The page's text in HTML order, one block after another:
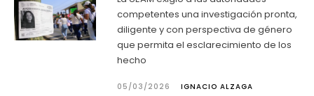
competentes una investigación pronta,
diligente y con perspectiva de género
que permita el esclarecimiento de los
hecho
05/03/2026
IGNACIO ALZAGA